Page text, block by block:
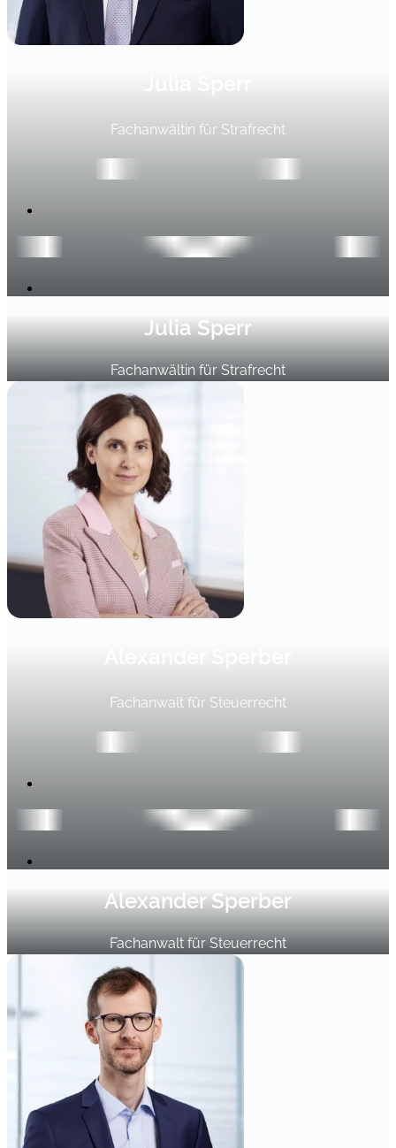
Fachanwältin für Strafrecht
Julia Sperr
Fachanwältin für Strafrecht
Fachanwalt für Steuerrecht
Alexander Sperber
Fachanwalt für Steuerrecht